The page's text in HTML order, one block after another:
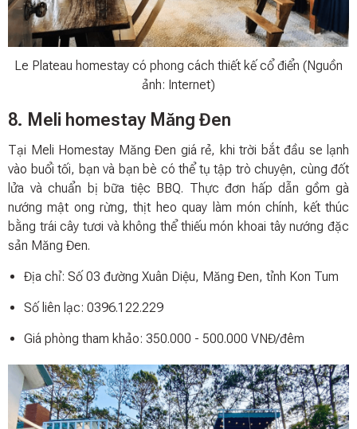
Le Plateau homestay có phong cách thiết kế cổ điển (Nguồn
ảnh: Internet)
8. Meli homestay Măng Đen
Tại Meli Homestay Măng Đen giá rẻ, khi trời bắt đầu se lạnh
vào buổi tối, bạn và bạn bè có thể tụ tập trò chuyện, cùng đốt
lửa và chuẩn bị bữa tiệc BBQ. Thực đơn hấp dẫn gồm gà
nướng mật ong rừng, thịt heo quay làm món chính, kết thúc
bằng trái cây tươi và không thể thiếu món khoai tây nướng đặc
sản Măng Đen.
Địa chỉ: Số 03 đường Xuân Diệu, Măng Đen, tỉnh Kon Tum
Số liên lạc: 0396.122.229
Giá phòng tham khảo: 350.000 - 500.000 VNĐ/đêm